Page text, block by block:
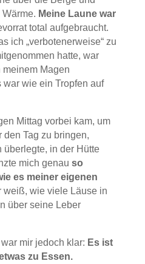
Meine Laune war
total aufgebraucht.
ich „verbotenerweise“ zu
hatte, war
Magen
wie ein Tropfen auf
Mittag vorbei kam, um
den Tag zu bringen,
überlegte, in der Hütte
mich genau so
es meiner eigenen
weiß, wie viele Läuse in
über seine Leber
mir jedoch klar: Es ist
zu Essen.